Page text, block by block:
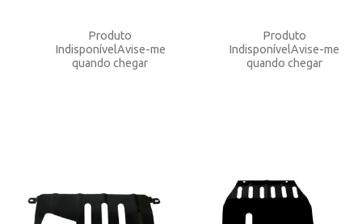
Produto
IndisponívelAvise-me
quando chegar
Produto
IndisponívelAvise-me
quando chegar